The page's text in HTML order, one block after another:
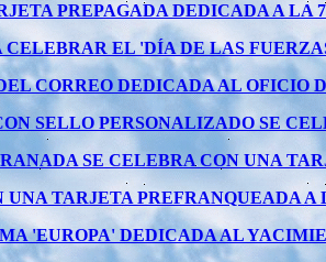
PREPAGADA DEDICADA A LA
EL 'DÍA DE LAS
CORREO DEDICADA AL OFICIO
SELLO PERSONALIZADO SE
SE CELEBRA CON UNA
TARJETA PREFRANQUEADA A
'EUROPA' DEDICADA AL